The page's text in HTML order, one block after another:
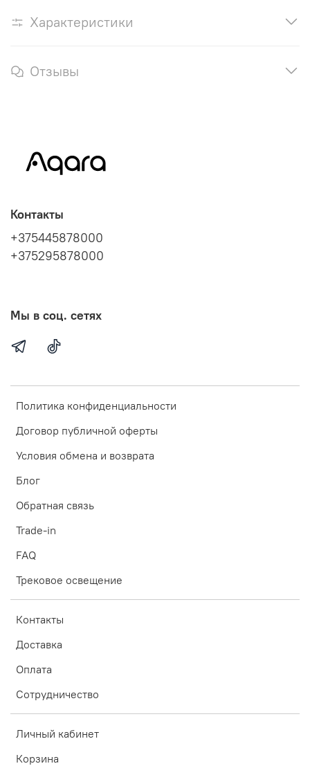
Характеристики
Отзывы
Политика конфиденциальности
Договор публичной оферты
Условия обмена и возврата
Блог
Обратная связь
Trade-in
FAQ
Трековое освещение
Контакты
Доставка
Оплата
Сотрудничество
Личный кабинет
Корзина
Контакты
+375445878000
+375295878000
Мы в соц. сетях